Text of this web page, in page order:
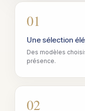
01
Une sélection
Des modèles
présence.
02